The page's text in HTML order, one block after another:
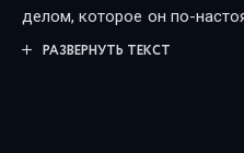
делом, которое он по-
Мастер маски и правдивой
РАЗВЕРНУТЬ ТЕКСТ